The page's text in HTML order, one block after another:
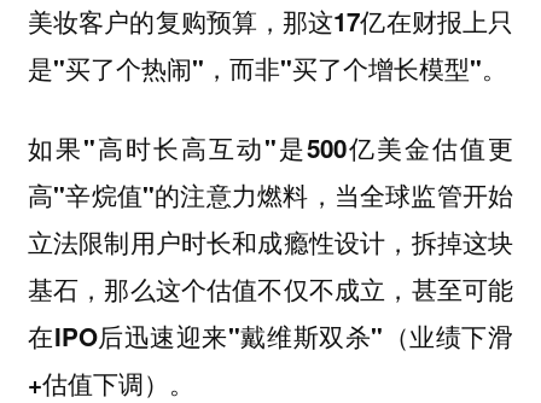
美妆客户的复购预算，那这17亿在财报上只
是"买了个热闹"，而非"买了个增长模型"。
如果"高时长高互动"是500亿美金估值更
高"辛烷值"的注意力燃料，当全球监管开始
立法限制用户时长和成瘾性设计，拆掉这块
基石，那么这个估值不仅不成立，甚至可能
在IPO后迅速迎来"戴维斯双杀"（业绩下滑
+估值下调）。